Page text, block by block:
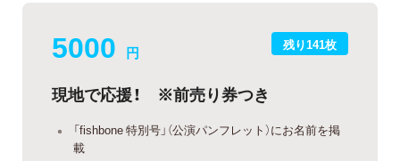
残り141枚
5000 円
現地で応援！ ※前売り券つき
「fishbone 特別号」（公演パンフレット）にお名前を掲
載